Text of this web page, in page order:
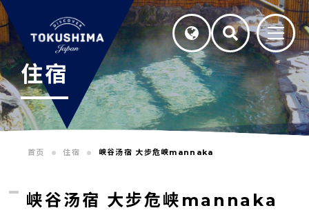
住宿
首页 住宿 峡谷汤宿 大步危峡mannaka
峡谷汤宿 大步危峡mannaka